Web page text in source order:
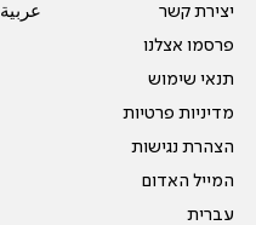
יצירת קשר
פרסמו אצלנו
תנאי שימוש
מדיניות פרטיות
הצהרת נגישות
המייל האדום
עברית
عربية